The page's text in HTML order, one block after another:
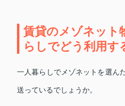
賃貸のメゾネット
らしでどう利用す
一人暮らしでメゾネットを選ん
送っているでしょうか。